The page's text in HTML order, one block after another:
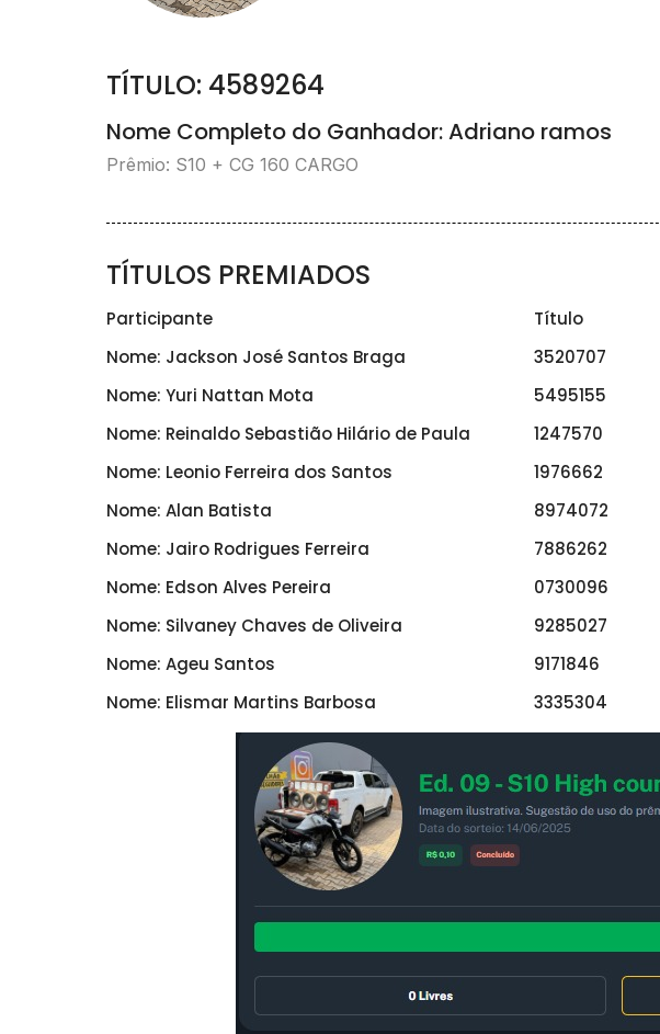
TÍTULO: 4589264
Nome Completo do Ganhador: Adriano ramos
Prêmio: S10 + CG 160 CARGO
TÍTULOS PREMIADOS
Participante Título
Nome: Jackson José Santos Braga
3520707
Nome: Yuri Nattan Mota
5495155
Nome: Reinaldo Sebastião Hilário de Paula
1247570
Nome: Leonio Ferreira dos Santos
1976662
Nome: Alan Batista
8974072
Nome: Jairo Rodrigues Ferreira
7886262
Nome: Edson Alves Pereira
0730096
Nome: Silvaney Chaves de Oliveira
9285027
Nome: Ageu Santos
9171846
Nome: Elismar Martins Barbosa
3335304